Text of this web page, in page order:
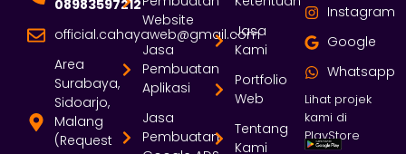
08983597212
official.cahayaweb@gmail.com
Area
Surabaya,
Sidoarjo,
Malang
(Request
Website
Jasa
Pembuatan
Aplikasi
Jasa
Pembuatan
Jasa
Kami
Portfolio
Web
Tentang
Kami
Instagram
Google
Whatsapp
Lihat projek
kami di
PlayStore